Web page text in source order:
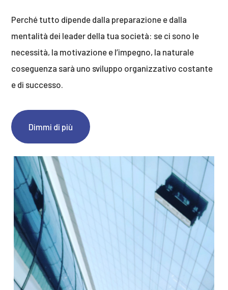
Perché tutto dipende dalla preparazione e dalla
mentalità dei leader della tua società: se ci sono le
necessità, la motivazione e l’impegno, la naturale
coseguenza sarà uno sviluppo organizzativo costante
e di successo.
Dimmi di più